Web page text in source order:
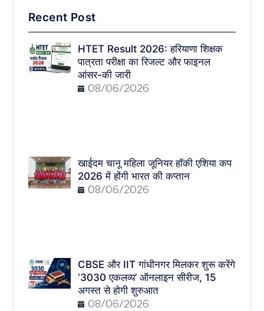
Recent Post
HTET Result 2026: हरियाणा शिक्षक
पात्रता परीक्षा का रिजल्ट और फाइनल
आंसर-की जारी
08/06/2026
खाईदम चानू महिला जूनियर हॉकी एशिया कप
2026 में होंगी भारत की कप्तान
08/06/2026
CBSE और IIT गांधीनगर मिलकर शुरू करेंगे
‘3030 एकलव्य’ ऑनलाइन सीरीज, 15
अगस्त से होगी शुरुआत
08/06/2026